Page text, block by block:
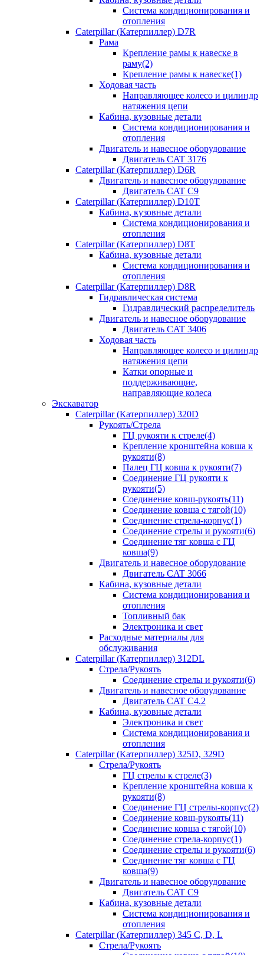
Система кондиционирования и
отопления
Caterpillar (Катерпиллер) D7R
Рама
Крепление рамы к навеске в
раму(2)
Крепление рамы к навеске(1)
Ходовая часть
Направляющее колесо и цилиндр
натяжения цепи
Кабина, кузовные детали
Система кондиционирования и
отопления
Двигатель и навесное оборудование
Двигатель CAT 3176
Caterpillar (Катерпиллер) D6R
Двигатель и навесное оборудование
Двигатель CAT C9
Caterpillar (Катерпиллер) D10T
Кабина, кузовные детали
Система кондиционирования и
отопления
Caterpillar (Катерпиллер) D8T
Кабина, кузовные детали
Система кондиционирования и
отопления
Caterpillar (Катерпиллер) D8R
Гидравлическая система
Гидравлический распределитель
Двигатель и навесное оборудование
Двигатель CAT 3406
Ходовая часть
Направляющее колесо и цилиндр
натяжения цепи
Катки опорные и
поддерживающие,
направляющие колеса
Экскаватор
Caterpillar (Катерпиллер) 320D
Рукоять/Стрела
ГЦ рукояти к стреле(4)
Крепление кронштейна ковша к
рукояти(8)
Палец ГЦ ковша к рукояти(7)
Соединение ГЦ рукояти к
рукояти(5)
Соединение ковш-рукоять(11)
Соединение ковша с тягой(10)
Соединение стрела-корпус(1)
Соединение стрелы и рукояти(6)
Соединение тяг ковша с ГЦ
ковша(9)
Двигатель и навесное оборудование
Двигатель CAT 3066
Кабина, кузовные детали
Система кондиционирования и
отопления
Топливный бак
Электроника и свет
Расходные материалы для
обслуживания
Caterpillar (Катерпиллер) 312DL
Стрела/Рукоять
Соединение стрелы и рукояти(6)
Двигатель и навесное оборудование
Двигатель CAT С4.2
Кабина, кузовные детали
Электроника и свет
Система кондиционирования и
отопления
Caterpillar (Катерпиллер) 325D, 329D
Стрела/Рукоять
ГЦ стрелы к стреле(3)
Крепление кронштейна ковша к
рукояти(8)
Соединение ГЦ стрелы-корпус(2)
Соединение ковш-рукоять(11)
Соединение ковша с тягой(10)
Соединение стрела-корпус(1)
Соединение стрелы и рукояти(6)
Соединение тяг ковша с ГЦ
ковша(9)
Двигатель и навесное оборудование
Двигатель CAT C9
Кабина, кузовные детали
Система кондиционирования и
отопления
Caterpillar (Катерпиллер) 345 C, D, L
Стрела/Рукоять